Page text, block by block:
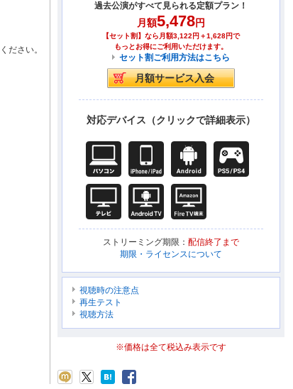
ださい。
過去公演がすべて見られる定額プラン！
月額5,478円
【セット割】なら月額3,122円＋1,628円で
もっとお得にご利用いただけます。
セット割ご利用方法はこちら
対応デバイス（クリックで詳細表示）
ストリーミング期限： 配信終了まで
期限・ライセンスについて
視聴時の注意点
再生テスト
視聴方法
※価格は全て税込み表示です